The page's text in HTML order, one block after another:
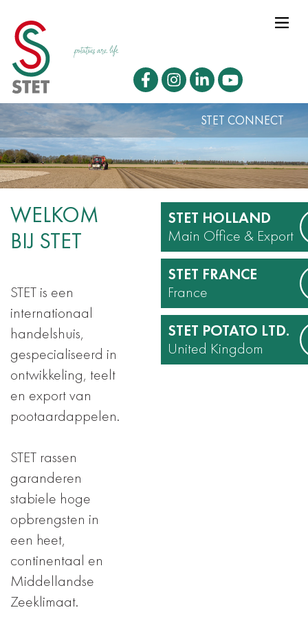
STET CONNECT
WELKOM
BIJ STET
STET is een
internationaal
handelshuis,
gespecialiseerd in
ontwikkeling, teelt
en export van
pootaardappelen.
STET rassen
garanderen
stabiele hoge
opbrengsten in
een heet,
continentaal en
Middellandse
Zeeklimaat.
STET HOLLAND
Main Office & Export
STET FRANCE
France
STET POTATO LTD.
United Kingdom